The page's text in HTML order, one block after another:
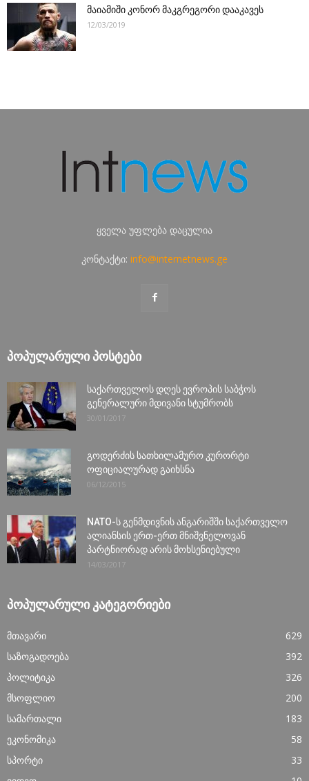
მაიამიში კონორ მაკგრეგორი დააკავეს
12/03/2019
ყველა უფლება დაცულია
კონტაქტი: info@internetnews.ge
ᲞᲝᲞᲣᲚᲐᲠᲣᲚᲘ ᲞᲝᲡᲢᲔᲑᲘ
საქართველოს დღეს ევროპის საბჭოს
გენერალური მდივანი სტუმრობს
30/01/2017
გოდერძის სათხილამურო კურორტი
ოფიციალურად გაიხსნა
06/12/2015
NATO-ს გენმდივნის ანგარიშში საქართველო
ალიანსის ერთ-ერთ მნიშვნელოვან
პარტნიორად არის მოხსენიებული
14/03/2017
ᲞᲝᲞᲣᲚᲐᲠᲣᲚᲘ ᲙᲐᲢᲔᲒᲝᲠᲘᲔᲑᲘ
მთავარი
629
საზოგადოება
392
პოლიტიკა
326
მსოფლიო
200
სამართალი
183
ეკონომიკა
58
სპორტი
33